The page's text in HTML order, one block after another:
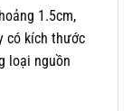
1.5cm,
có kích thước
loại nguồn